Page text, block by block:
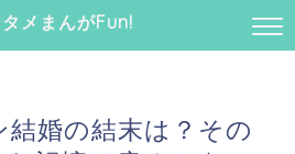
メまんがFun!
婚の結末は？その